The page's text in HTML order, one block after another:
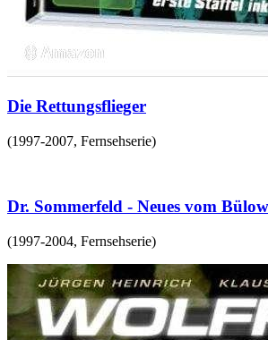
Die Rettungsflieger
(1997-2007, Fernsehserie)
Dr. Sommerfeld - Neues vom
(1997-2004, Fernsehserie)